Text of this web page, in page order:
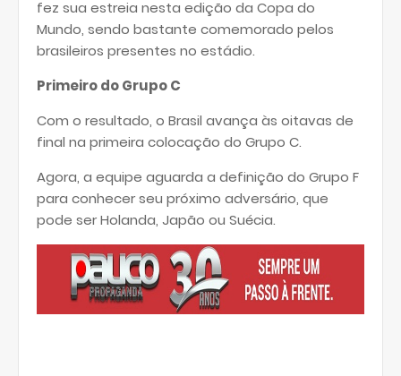
fez sua estreia nesta edição da Copa do
Mundo, sendo bastante comemorado pelos
brasileiros presentes no estádio.
Primeiro do Grupo C
Com o resultado, o Brasil avança às oitavas de
final na primeira colocação do Grupo C.
Agora, a equipe aguarda a definição do Grupo F
para conhecer seu próximo adversário, que
pode ser Holanda, Japão ou Suécia.